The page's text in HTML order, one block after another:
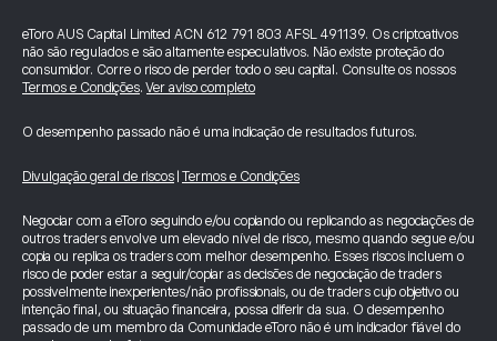
eToro AUS Capital Limited ACN 612 791 803 AFSL 491139. Os criptoativos
não são regulados e são altamente especulativos. Não existe proteção do
consumidor. Corre o risco de perder todo o seu capital. Consulte os nossos
Termos e Condições.Ver aviso completo
O desempenho passado não é uma indicação de resultados futuros.
Divulgação geral de riscos Termos e Condições
Negociar com a eToro seguindo e/ou copiando ou replicando as negociações de
outros traders envolve um elevado nível de risco, mesmo quando segue e/ou
copia ou replica os traders com melhor desempenho. Esses riscos incluem o
risco de poder estar a seguir/copiar as decisões de negociação de traders
possivelmente inexperientes/não profissionais, ou de traders cujo objetivo ou
intenção final, ou situação financeira, possa diferir da sua. O desempenho
passado de um membro da Comunidade eToro não é um indicador fiável do